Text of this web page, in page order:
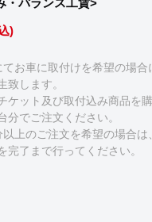
)
てお車に取付けを希望の場合
致します。
ケット及び取付込み商品を
分でご注文ください。
上のご注文を希望の場合は
完了まで行ってください。